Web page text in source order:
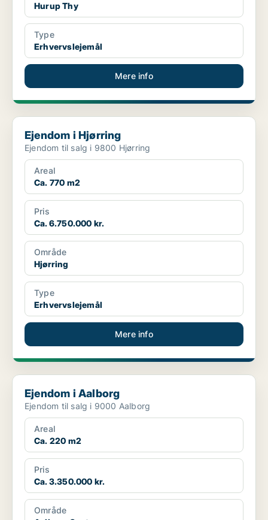
Hurup Thy
Type
Erhvervslejemål
Mere info
Ejendom i Hjørring
Ejendom i Hjørring
Ejendom til salg i 9800 Hjørring
Areal
Ca. 770 m2
Pris
Ca. 6.750.000 kr.
Område
Hjørring
Type
Erhvervslejemål
Mere info
Ejendom i Aalborg
Ejendom i Aalborg
Ejendom til salg i 9000 Aalborg
Areal
Ca. 220 m2
Pris
Ca. 3.350.000 kr.
Område